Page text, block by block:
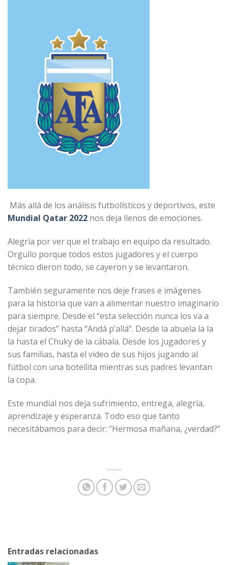
Más allá de los análisis futbolísticos y deportivos, este
Mundial Qatar 2022 nos deja llenos de emociones.
Alegría por ver que el trabajo en equipo da resultado.
Orgullo porque todos estos jugadores y el cuerpo
técnico dieron todo, se cayeron y se levantaron.
También seguramente nos deje frases e imágenes
para la historia que van a alimentar nuestro imaginario
para siempre. Desde el “esta selección nunca los va a
dejar tirados” hasta “Andá p’allá”. Desde la abuela la la
la hasta el Chuky de la cábala. Desde los jugadores y
sus familias, hasta el video de sus hijos jugando al
fútbol con una botellita mientras sus padres levantan
la copa.
Este mundial nos deja sufrimiento, entrega, alegría,
aprendizaje y esperanza. Todo eso que tanto
necesitábamos para decir: “Hermosa mañana, ¿verdad?”
Entradas relacionadas